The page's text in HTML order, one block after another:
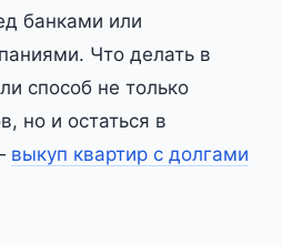
банками или
Что делать в
способ не только
но и остаться в
выкуп квартир с долгами